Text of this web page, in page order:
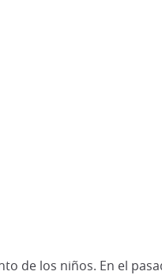
de los niños. En el